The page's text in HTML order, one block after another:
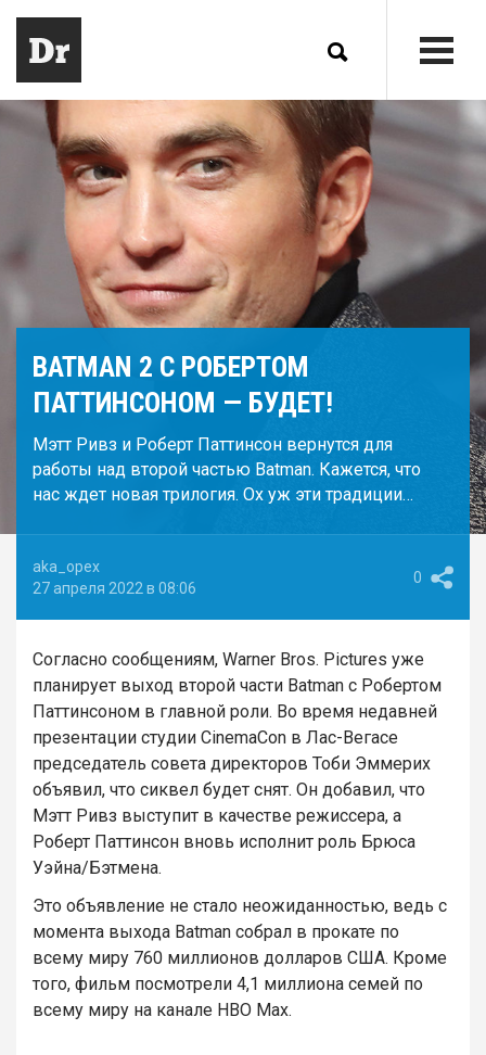
BATMAN 2 С РОБЕРТОМ
ПАТТИНСОНОМ — БУДЕТ!
Мэтт Ривз и Роберт Паттинсон вернутся для
работы над второй частью Batman. Кажется, что
нас ждет новая трилогия. Ох уж эти традиции…
aka_opex
27 апреля 2022 в 08:06
0
Согласно сообщениям, Warner Bros. Pictures уже
планирует выход второй части Batman с Робертом
Паттинсоном в главной роли. Во время недавней
презентации студии CinemaCon в Лас-Вегасе
председатель совета директоров Тоби Эммерих
объявил, что сиквел будет снят. Он добавил, что
Мэтт Ривз выступит в качестве режиссера, а
Роберт Паттинсон вновь исполнит роль Брюса
Уэйна/Бэтмена.
Это объявление не стало неожиданностью, ведь с
момента выхода Batman собрал в прокате по
всему миру 760 миллионов долларов США. Кроме
того, фильм посмотрели 4,1 миллиона семей по
всему миру на канале HBO Max.